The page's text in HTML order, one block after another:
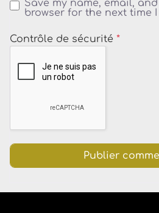
Save my name, email,
browser for the next time
Contrôle de sécurité *